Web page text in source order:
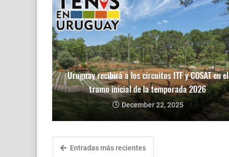
Uruguay recibirá a los circuitos ITF y COSAT en el
tramo inicial de la temporada 2026
December 22, 2025
Entradas más recientes